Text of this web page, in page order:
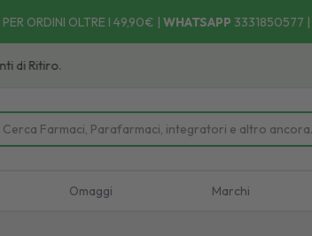
PER ORDINI OLTRE I 49,90€ | WHATSAPP 3331850577 |
Omaggi Marchi